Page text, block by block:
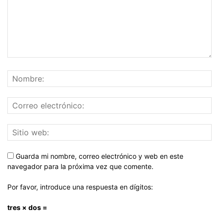
Guarda mi nombre, correo electrónico y web en este
navegador para la próxima vez que comente.
Por favor, introduce una respuesta en dígitos:
tres × dos =